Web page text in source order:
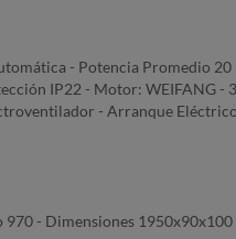
- Potencia Promedio
IP22 - Motor: WEIFANG
- Arranque
970 - Dimensiones 1950x90x100